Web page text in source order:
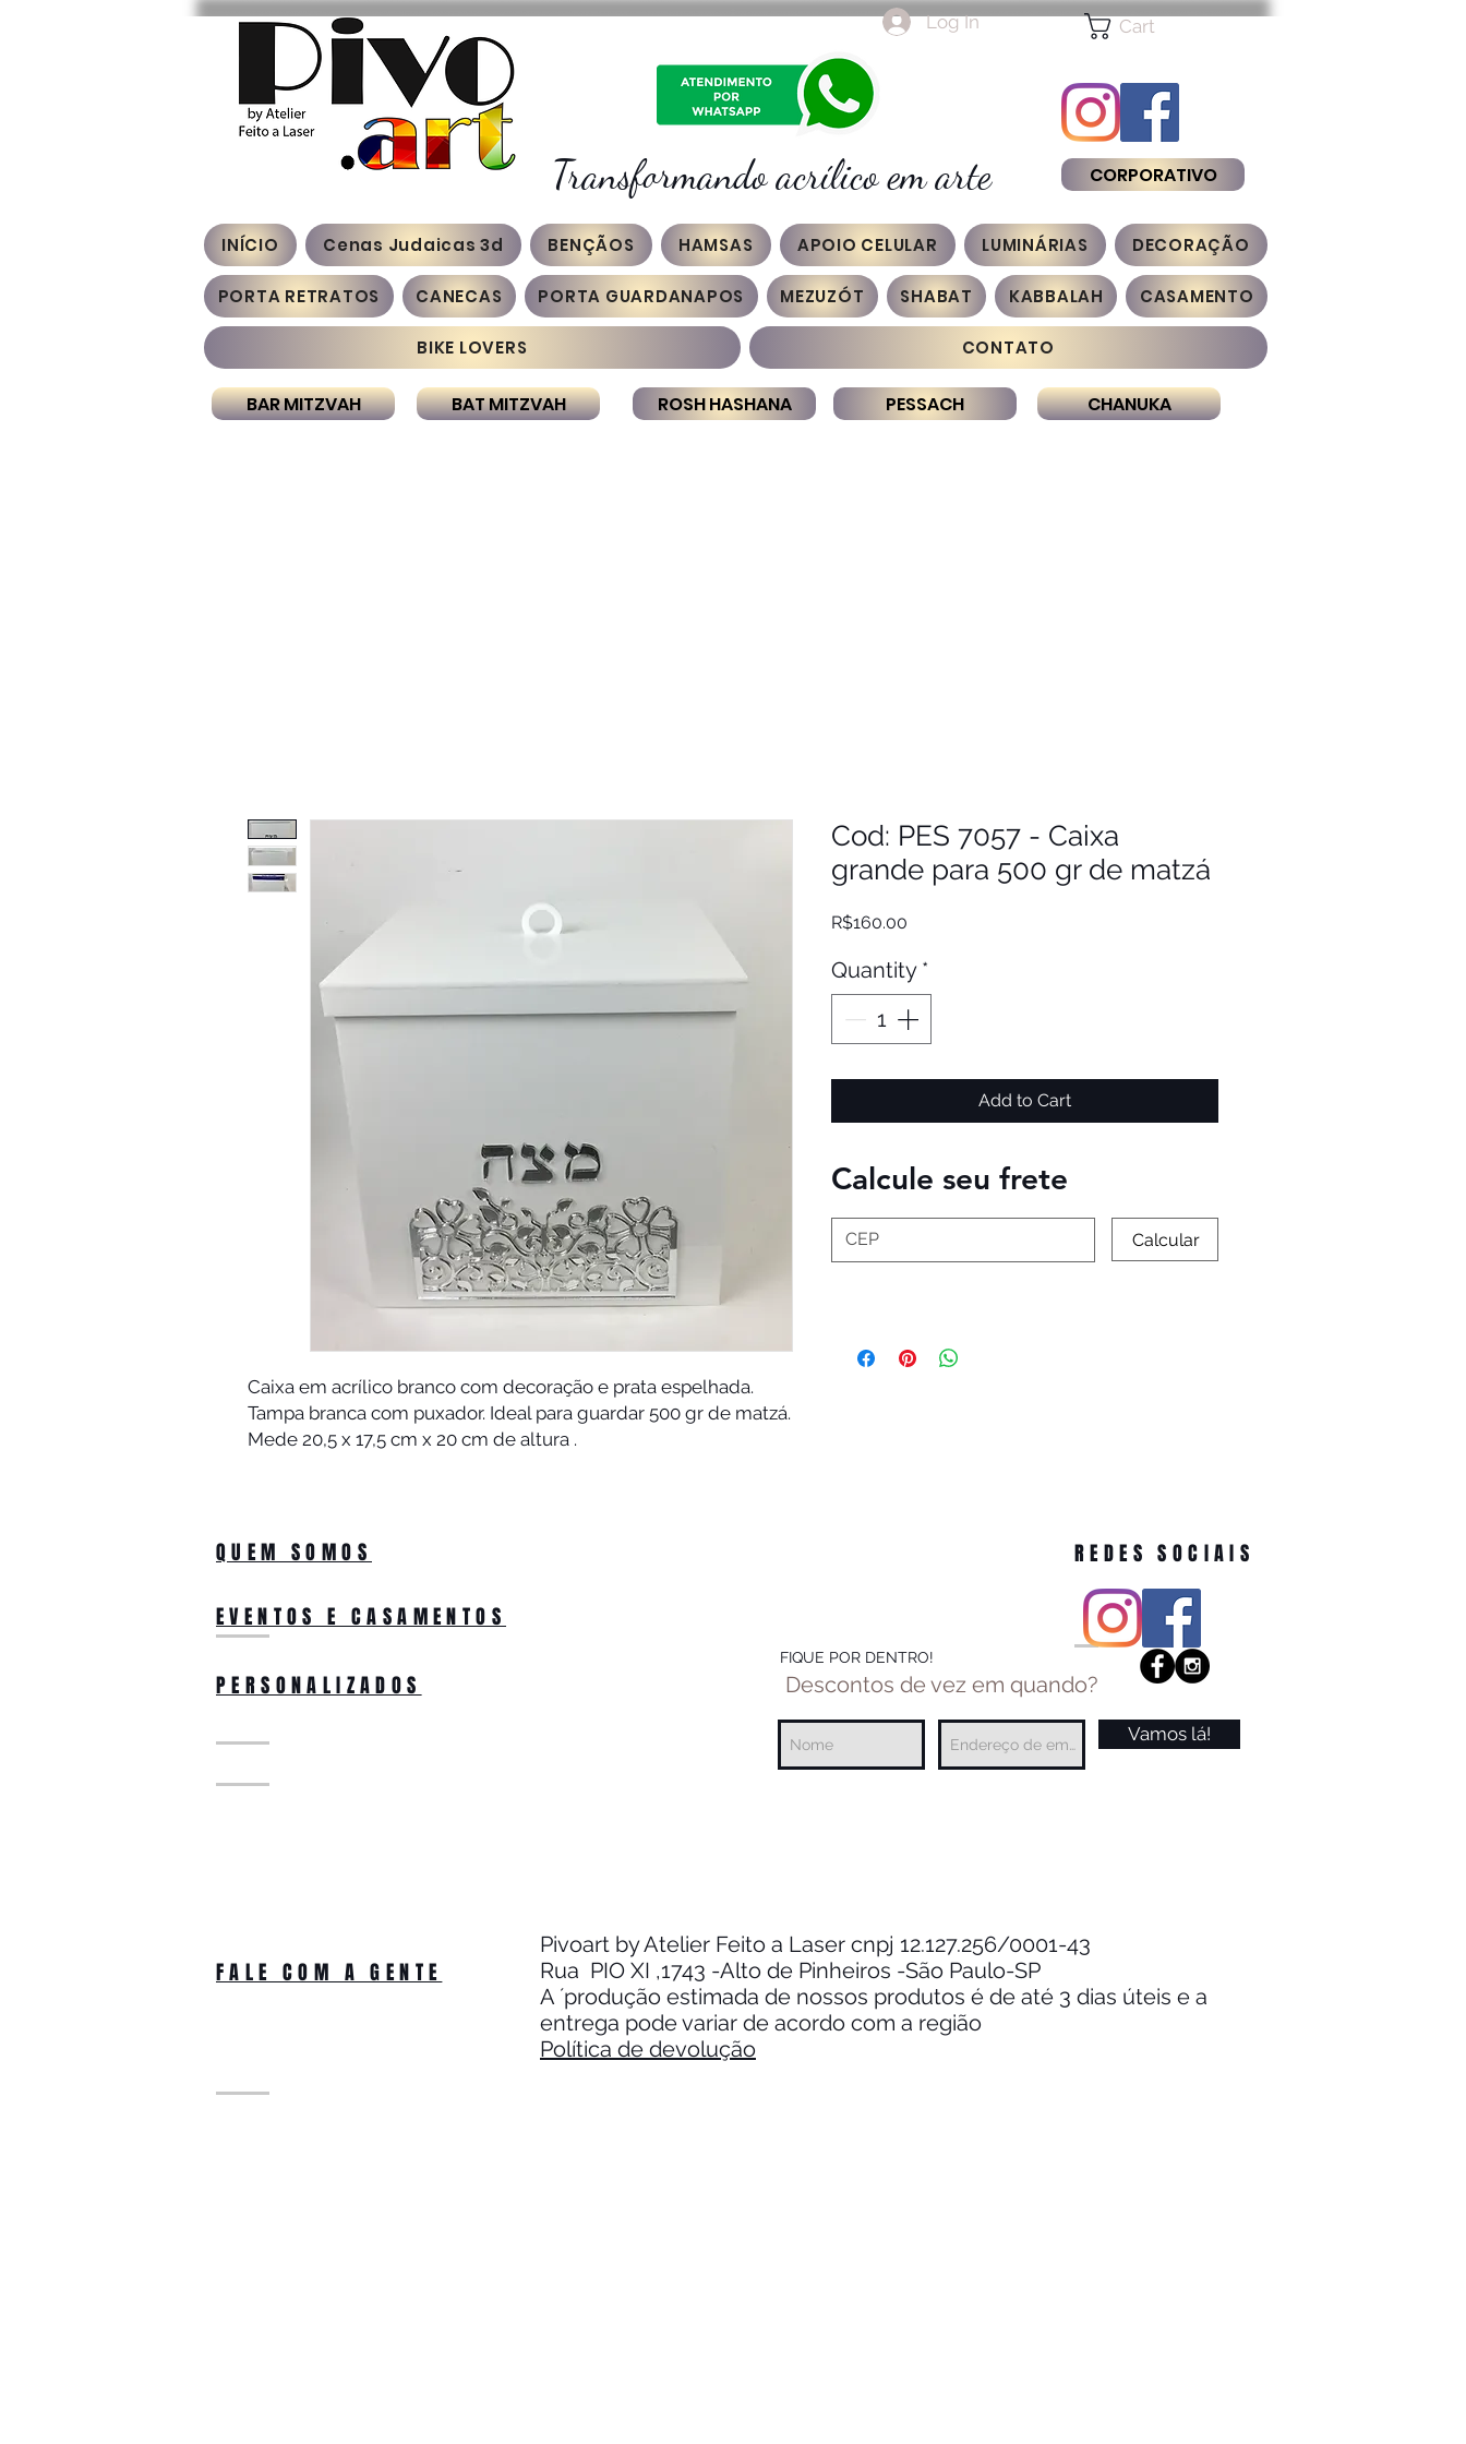
Log In
Transformando acrílico em arte
Cart
CORPORATIVO
INÍCIO Cenas Judaicas 3d BENÇÃOS HAMSAS APOIO CELULAR LUMINÁRIAS DECORAÇÃO
PORTA RETRATOS CANECAS PORTA GUARDANAPOS MEZUZÓT SHABAT KABBALAH CASAMENTO
BIKE LOVERS CONTATO
BAR MITZVAH BAT MITZVAH ROSH HASHANA PESSACH CHANUKA
Caixa em acrílico branco com decoração e prata espelhada.
Tampa branca com puxador. Ideal para guardar 500 gr de matzá.
Mede 20,5 x 17,5 cm x 20 cm de altura .
Cod: PES 7057 - Caixa
grande para 500 gr de matzá
R$160.00
Quantity *
Add to Cart
Calcule seu frete
Calcular
QUEM SOMOS
EVENTOS E CASAMENTOS
PERSONALIZADOS
REDES SOCIAIS
FIQUE POR DENTRO!
Descontos de vez em quando?
Vamos lá!
FALE COM A GENTE
Pivoart by Atelier Feito a Laser cnpj 12.127.256/0001-43
Rua PIO XI ,1743 -Alto de Pinheiros -São Paulo-SP
A ´produção estimada de nossos produtos é de até 3 dias úteis e a
entrega pode variar de acordo com a região
Política de devolução